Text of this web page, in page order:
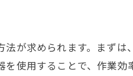
が求められます。まずは
使用することで、作業効